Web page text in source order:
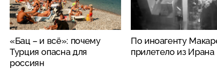
«Бац – и всё»: почему
Турция опасна для
россиян
По иноагенту
прилетело из Ирана